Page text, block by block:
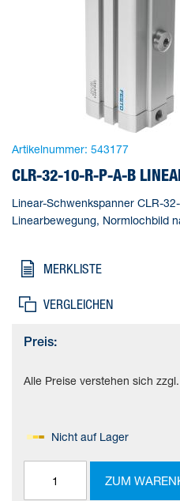
Artikelnummer: 543177
CLR-32-10-R-P-A-B
Linear-Schwenkspanner CLR-
Linearbewegung, Normlochbild
MERKLISTE
VERGLEICHEN
Preis:
Alle Preise verstehen sich
Nicht auf Lager
ZUM